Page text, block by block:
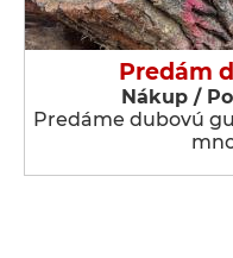
Predám
Nákup /
Predáme dubovú